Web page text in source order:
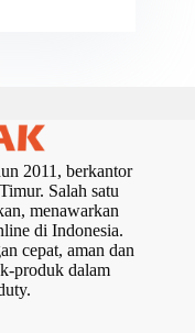
2011, berkantor
Salah satu
menawarkan
di Indonesia.
cepat, aman dan
produk dalam